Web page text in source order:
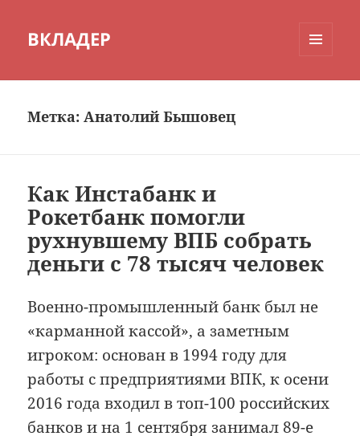
ВКЛАДЕР
Метка:Анатолий Бышовец
Как Инстабанк и
Рокетбанк помогли
рухнувшему ВПБ собрать
деньги с 78 тысяч человек
Военно-промышленный банк был не
«карманной кассой», а заметным
игроком: основан в 1994 году для
работы с предприятиями ВПК, к осени
2016 года входил в топ-100 российских
банков и на 1 сентября занимал 89-е